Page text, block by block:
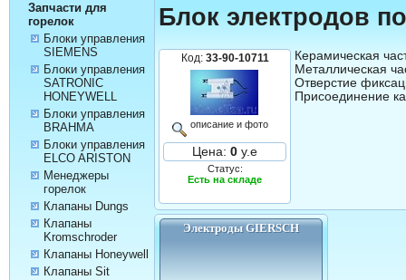
Запчасти для
горелок
Блоки управления
SIEMENS
Блоки управления
SATRONIC
HONEYWELL
Блоки управления
BRAHMA
Блоки управления
ELCO ARISTON
Менеджеры
горелок
Клапаны Dungs
Клапаны
Kromschroder
Клапаны Honeywell
Клапаны Sit
Блок электродов
Код: 33-90-10711
описание и фото
Цена: 0 у.е
Статус:
Есть на складе
Керамическая
Металлическая
Отверстие
Электроды GIERSCH